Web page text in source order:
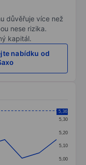
důvěřuje více než
nese rizika.
kapitál.
nabídku od
categories.
values. Data 5,00
5,10
5,20
5,30
5,36